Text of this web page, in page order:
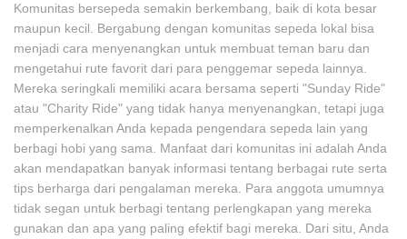
Komunitas bersepeda semakin berkembang, baik di kota besar
maupun kecil. Bergabung dengan komunitas sepeda lokal bisa
menjadi cara menyenangkan untuk membuat teman baru dan
mengetahui rute favorit dari para penggemar sepeda lainnya.
Mereka seringkali memiliki acara bersama seperti "Sunday Ride"
atau "Charity Ride" yang tidak hanya menyenangkan, tetapi juga
memperkenalkan Anda kepada pengendara sepeda lain yang
berbagi hobi yang sama. Manfaat dari komunitas ini adalah Anda
akan mendapatkan banyak informasi tentang berbagai rute serta
tips berharga dari pengalaman mereka. Para anggota umumnya
tidak segan untuk berbagi tentang perlengkapan yang mereka
gunakan dan apa yang paling efektif bagi mereka. Dari situ, Anda